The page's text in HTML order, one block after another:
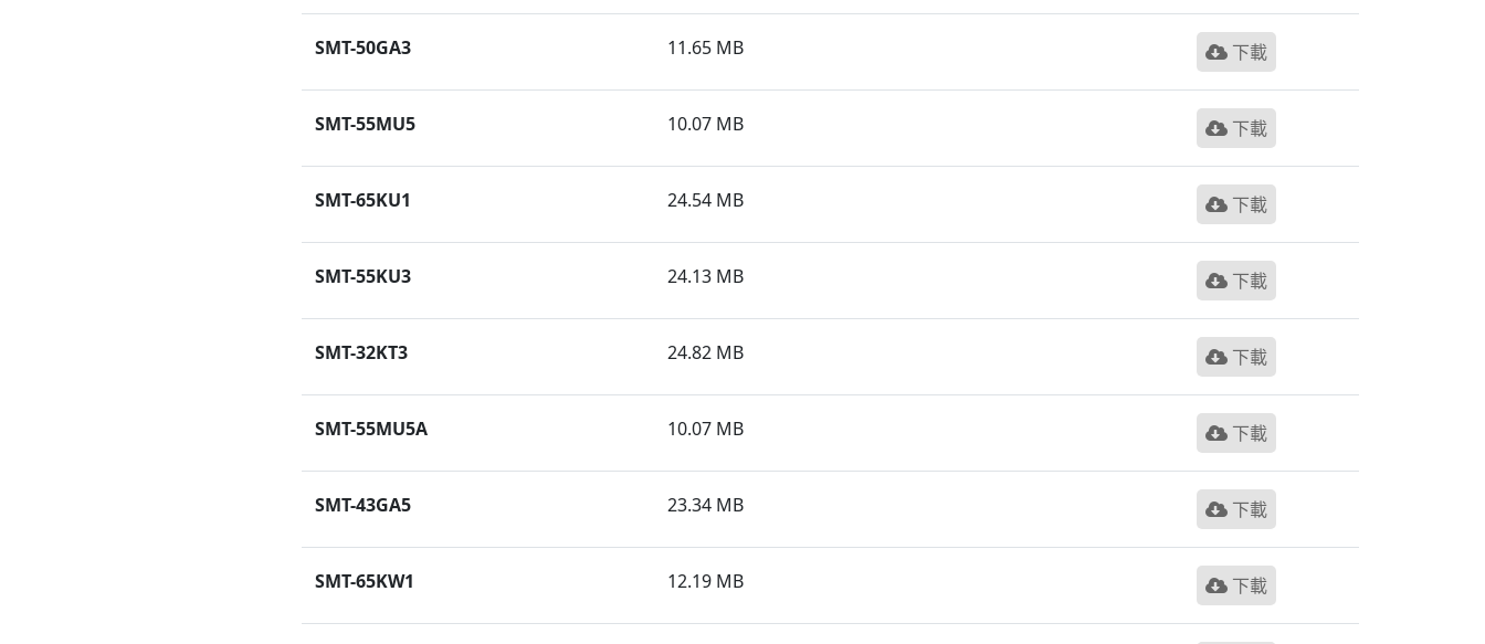
SMT-50GA3 11.65 MB 下載
SMT-55MU5 10.07 MB 下載
SMT-65KU1 24.54 MB 下載
SMT-55KU3 24.13 MB 下載
SMT-32KT3 24.82 MB 下載
SMT-55MU5A 10.07 MB 下載
SMT-43GA5 23.34 MB 下載
SMT-65KW1 12.19 MB 下載